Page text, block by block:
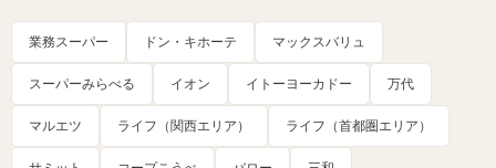
業務スーパー ドン・キホーテ マックスバリュ
スーパーみらべる イオン イトーヨーカドー 万代
マルエツ ライフ（関西エリア） ライフ（首都圏エリア）